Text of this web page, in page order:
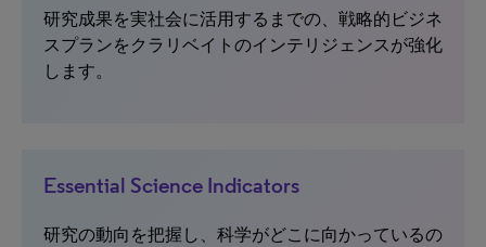
研究成果を実社会に活用するまでの、戦略的ビジネ
スプランをクラリベイトのインテリジェンスが強化
します。
Essential Science Indicators
研究の動向を把握し、科学がどこに向かっているの